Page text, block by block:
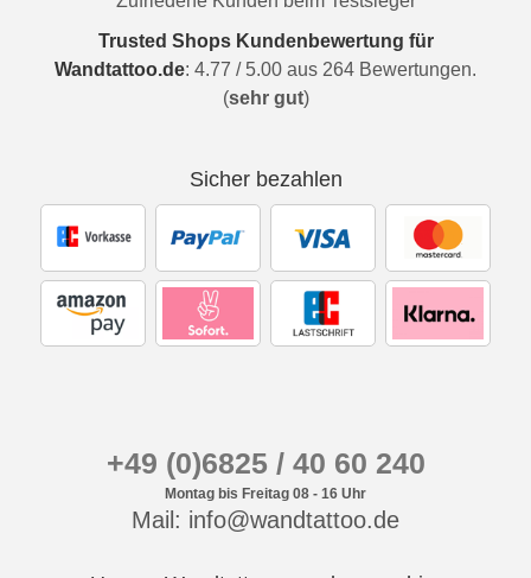
Trusted Shops Kundenbewertung für
Wandtattoo.de: 4.77 / 5.00 aus 264 Bewertungen.
(sehr gut)
Sicher bezahlen
+49 (0)6825 / 40 60 240
Montag bis Freitag 08 - 16 Uhr
Mail: info@wandtattoo.de